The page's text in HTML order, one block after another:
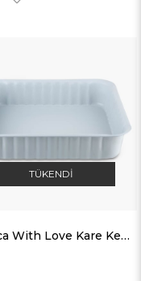
TÜKENDI
Karaca With Love Kare Kek Kalıbı 24x24cm